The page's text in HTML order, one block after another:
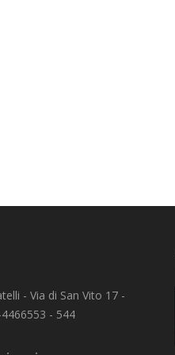
- Via di San Vito 17 -
- 544